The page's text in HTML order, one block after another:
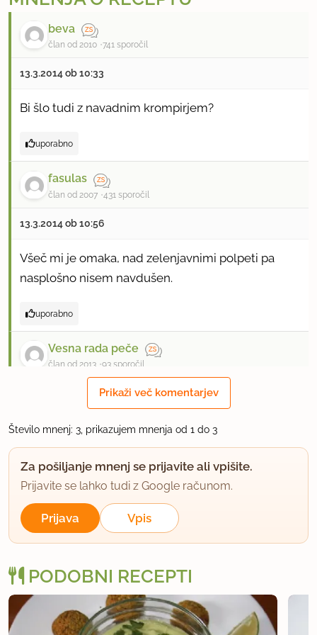
beva
član od 2010 741 sporočil
13.3.2014 ob 10:33
Bi šlo tudi z navadnim krompirjem?
uporabno
fasulas
član od 2007 431 sporočil
13.3.2014 ob 10:56
Všeč mi je omaka, nad zelenjavnimi polpeti pa
nasplošno nisem navdušen.
uporabno
Vesna rada peče
član od 2013 93 sporočil
13.3.2014 ob 11:14
Z navadnim krompirjem nisem probala, ker ga ne
jem. Ampak glede na to, da jaz navanden krompir
vedno zamenjam s sladkim, se da tudi obratno
zamenjati.
uporabno
Prikaži več komentarjev
Število mnenj: 3, prikazujem mnenja od 1 do 3
Za pošiljanje mnenj se prijavite ali vpišite.
Prijavite se lahko tudi z Google računom.
Prijava Vpis
PODOBNI RECEPTI